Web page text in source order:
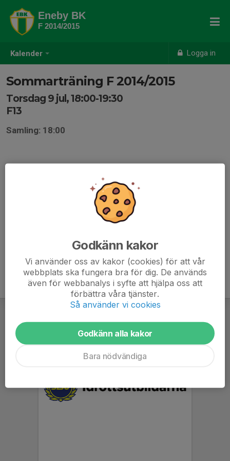
Kalender Logga in
Eneby BK
F 2014/2015
Sommarträning F 2014/2015
Torsdag 9 jul, 18:00-19:30
F13
Samling: 18:00
Godkänn kakor
Vi använder oss av kakor (cookies) för att vår
webbplats ska fungera bra för dig. De används
även för webbanalys i syfte att hjälpa oss att
förbättra våra tjänster.
Så använder vi cookies
Godkänn alla kakor
Bara nödvändiga